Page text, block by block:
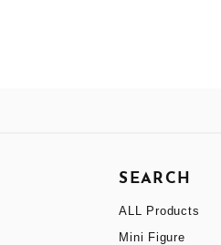
SEARCH
ALL Products
Mini Figure